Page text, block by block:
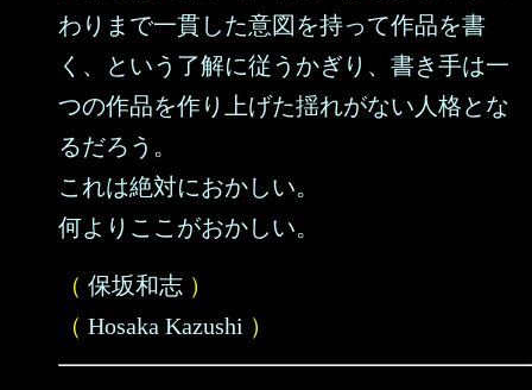
わりまで一貫した意図を持って作品を書
く、という了解に従うかぎり、書き手は一
つの作品を作り上げた揺れがない人格とな
るだろう。
これは絶対におかしい。
何よりここがおかしい。
（ 保坂和志 ）
（ Hosaka Kazushi ）